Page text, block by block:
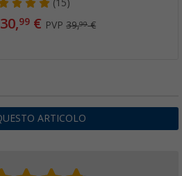
(15)
30,99 € PVP39,99€
ARTICOLO